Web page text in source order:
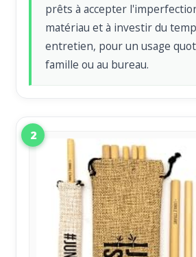
prêts à accepter
matériau et à investir du
entretien, pour un usage
famille ou au bureau.
2